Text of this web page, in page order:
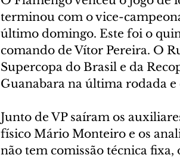
terminou com o vice-
último domingo. Este foi o
comando de Vítor Pereira. O
Supercopa do Brasil e da
Guanabara na última rodada
Junto de VP saíram os
físico Mário Monteiro e os
não tem comissão técnica